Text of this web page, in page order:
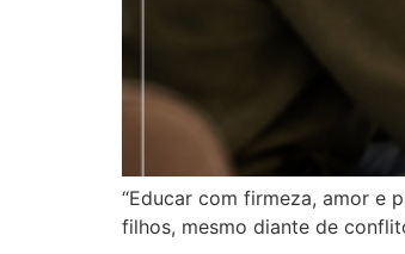
“Educar com firmeza, amor e
filhos, mesmo diante de